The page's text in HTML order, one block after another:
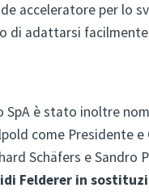
acceleratore per lo
di adattarsi
SpA è stato inoltre
come Presidente
Schäfers e Sandro
Felderer in